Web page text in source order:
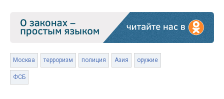
Москва терроризм полиция Азия оружие
ФСБ